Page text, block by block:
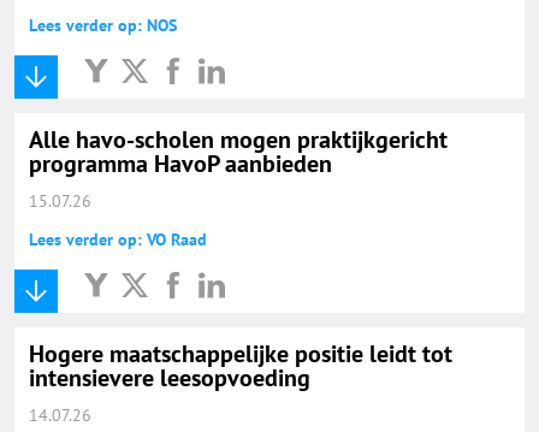
Lees verder op: NOS
Alle havo-scholen mogen praktijkgericht
programma HavoP aanbieden
15.07.26
Lees verder op: VO Raad
Hogere maatschappelijke positie leidt tot
intensievere leesopvoeding
14.07.26